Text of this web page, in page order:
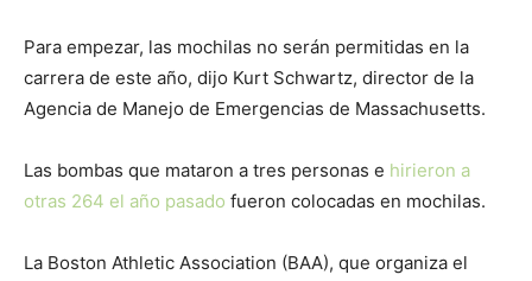
Para empezar, las mochilas no serán permitidas en la
carrera de este año, dijo Kurt Schwartz, director de la
Agencia de Manejo de Emergencias de Massachusetts.
Las bombas que mataron a tres personas e hirieron a
otras 264 el año pasado fueron colocadas en mochilas.
La Boston Athletic Association (BAA), que organiza el